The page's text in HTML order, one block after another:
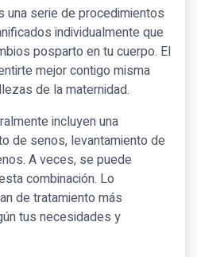
una serie de procedimientos
individualmente que
posparto en tu cuerpo. El
mejor contigo misma
de la maternidad.
incluyen una
de senos, levantamiento de
A veces, se puede
combinación. Lo
de tratamiento más
tus necesidades y